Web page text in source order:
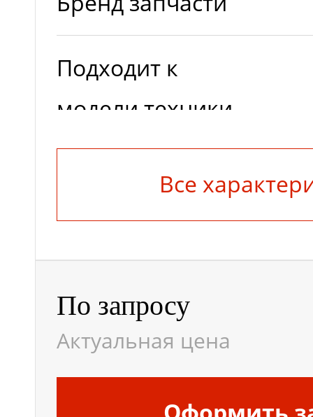
Подходит к
модели техники
Применение
Все
По запросу
Актуальная цена